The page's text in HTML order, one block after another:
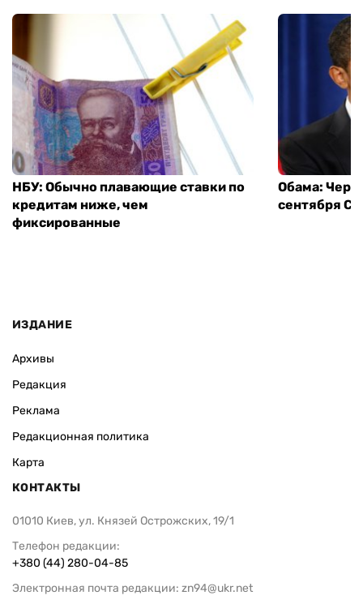
НБУ: Обычно плавающие ставки по
кредитам ниже, чем
фиксированные
Обама:
сентября
ИЗДАНИЕ
Архивы
Редакция
Реклама
Редакционная политика
Карта
КОНТАКТЫ
01010 Киев, ул. Князей Острожских, 19/1
Телефон редакции:
+380 (44) 280-04-85
Электронная почта редакции: zn94@ukr.net